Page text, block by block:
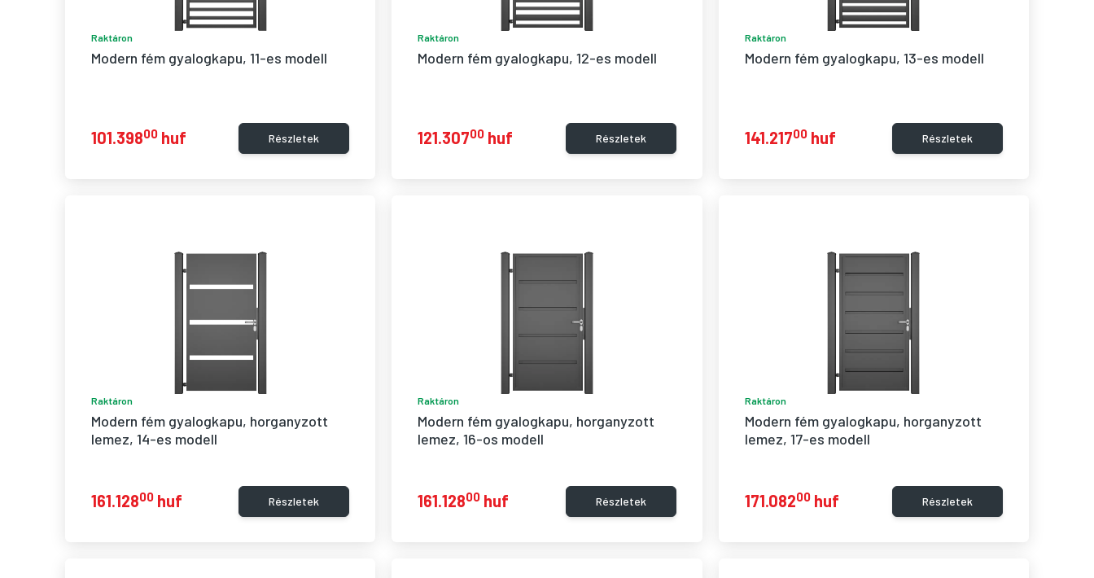
Raktáron
Modern fém gyalogkapu, 11-es modell
101.39800 huf Részletek
Raktáron
Modern fém gyalogkapu, 12-es modell
121.30700 huf Részletek
Raktáron
Modern fém gyalogkapu, 13-es modell
141.21700 huf Részletek
Raktáron
Modern fém gyalogkapu, horganyzott
lemez, 14-es modell
161.12800 huf Részletek
Raktáron
Modern fém gyalogkapu, horganyzott
lemez, 16-os modell
161.12800 huf Részletek
Raktáron
Modern fém gyalogkapu, horganyzott
lemez, 17-es modell
171.08200 huf Részletek